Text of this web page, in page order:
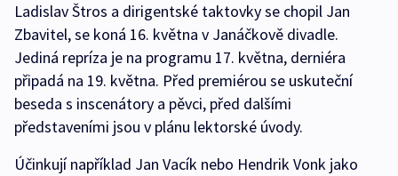
Ladislav Štros a dirigentské taktovky se chopil Jan
Zbavitel, se koná 16. května v Janáčkově divadle.
Jediná repríza je na programu 17. května, derniéra
připadá na 19. května. Před premiérou se uskuteční
beseda s inscenátory a pěvci, před dalšími
představeními jsou v plánu lektorské úvody.
Účinkují například Jan Vacík nebo Hendrik Vonk jako